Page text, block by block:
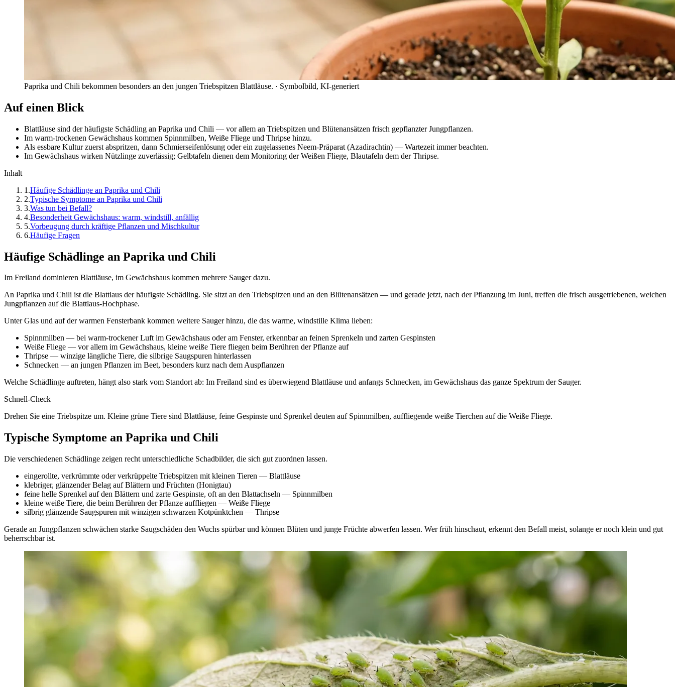
Paprika und Chili bekommen besonders an den jungen Triebspitzen Blattläuse. · Symbolbild, KI-generiert
Auf einen Blick
Blattläuse sind der häufigste Schädling an Paprika und Chili — vor allem an Triebspitzen und Blütenansätzen frisch gepflanzter Jungpflanzen.
Im warm-trockenen Gewächshaus kommen Spinnmilben, Weiße Fliege und Thripse hinzu.
Als essbare Kultur zuerst abspritzen, dann Schmierseifenlösung oder ein zugelassenes Neem-Präparat (Azadirachtin) — Wartezeit immer beachten.
Im Gewächshaus wirken Nützlinge zuverlässig; Gelbtafeln dienen dem Monitoring der Weißen Fliege, Blautafeln dem der Thripse.
Inhalt
1 .Häufige Schädlinge an Paprika und Chili
2.Typische Symptome an Paprika und Chili
3.Was tun bei Befall?
4.Besonderheit Gewächshaus: warm, windstill, anfällig
5.Vorbeugung durch kräftige Pflanzen und Mischkultur
6.Häufige Fragen
Häufige Schädlinge an Paprika und Chili
Im Freiland dominieren Blattläuse, im Gewächshaus kommen mehrere Sauger dazu.
An Paprika und Chili ist die Blattlaus der häufigste Schädling. Sie sitzt an den Triebspitzen und an den Blütenansätzen — und gerade jetzt, nach der Pflanzung im Juni, treffen die frisch ausgetriebenen, weichen
Jungpflanzen auf die Blattlaus-Hochphase.
Unter Glas und auf der warmen Fensterbank kommen weitere Sauger hinzu, die das warme, windstille Klima lieben:
Spinnmilben — bei warm-trockener Luft im Gewächshaus oder am Fenster, erkennbar an feinen Sprenkeln und zarten Gespinsten
Weiße Fliege — vor allem im Gewächshaus, kleine weiße Tiere fliegen beim Berühren der Pflanze auf
Thripse — winzige längliche Tiere, die silbrige Saugspuren hinterlassen
Schnecken — an jungen Pflanzen im Beet, besonders kurz nach dem Auspflanzen
Welche Schädlinge auftreten, hängt also stark vom Standort ab: Im Freiland sind es überwiegend Blattläuse und anfangs Schnecken, im Gewächshaus das ganze Spektrum der Sauger.
Schnell-Check
Drehen Sie eine Triebspitze um. Kleine grüne Tiere sind Blattläuse, feine Gespinste und Sprenkel deuten auf Spinnmilben, auffliegende weiße Tierchen auf die Weiße Fliege.
Typische Symptome an Paprika und Chili
Die verschiedenen Schädlinge zeigen recht unterschiedliche Schadbilder, die sich gut zuordnen lassen.
eingerollte, verkrümmte oder verkrüppelte Triebspitzen mit kleinen Tieren — Blattläuse
klebriger, glänzender Belag auf Blättern und Früchten (Honigtau)
feine helle Sprenkel auf den Blättern und zarte Gespinste, oft an den Blattachseln — Spinnmilben
kleine weiße Tiere, die beim Berühren der Pflanze auffliegen — Weiße Fliege
silbrig glänzende Saugspuren mit winzigen schwarzen Kotpünktchen — Thripse
Gerade an Jungpflanzen schwächen starke Saugschäden den Wuchs spürbar und können Blüten und junge Früchte abwerfen lassen. Wer früh hinschaut, erkennt den Befall meist, solange er noch klein und gut
beherrschbar ist.